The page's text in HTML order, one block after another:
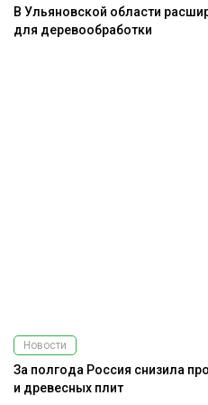
В Ульяновской области
для деревообработки
Новости
За полгода Россия снизила
и древесных плит